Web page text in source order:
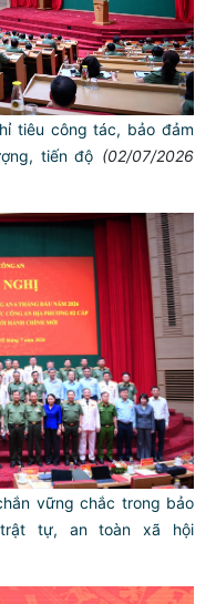
tiêu công tác, bảo đảm
tiến độ (02/07/2026
vững chắc trong bảo
tự, an toàn xã hội